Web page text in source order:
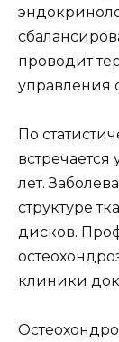
проводит
управления
По
лет.
структуре
дисков.
клиники